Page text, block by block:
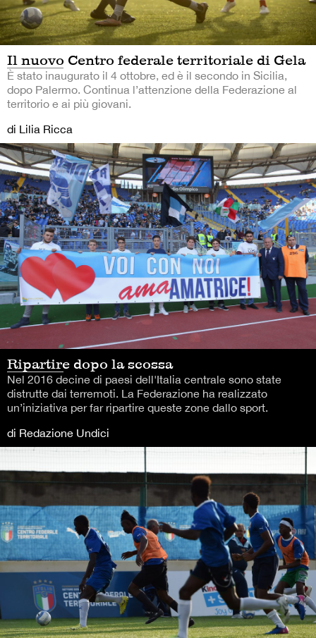
Il nuovo Centro federale territoriale di Gela
È stato inaugurato il 4 ottobre, ed è il secondo in Sicilia,
dopo Palermo. Continua l’attenzione della Federazione al
territorio e ai più giovani.
di Lilia Ricca
Ripartire dopo la scossa
Nel 2016 decine di paesi dell'Italia centrale sono state
distrutte dai terremoti. La Federazione ha realizzato
un’iniziativa per far ripartire queste zone dallo sport.
di Redazione Undici